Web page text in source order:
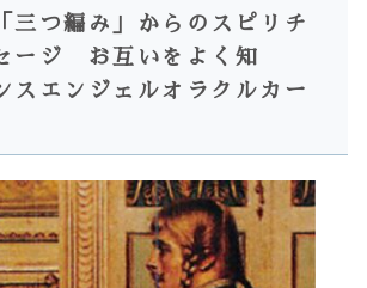
三つ編み」からのスピリチ
ージ お互いをよく知
エンジェルオラクルカー